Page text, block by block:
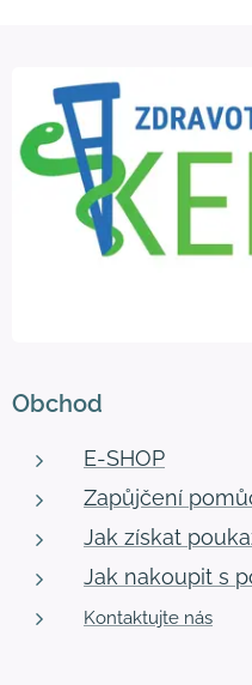
Obchod
E-SHOP
Zapůjčení
Jak získat
Jak nakoupit s
Kontaktujte nás